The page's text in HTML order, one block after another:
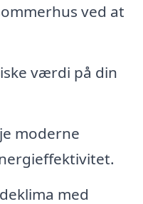
ved at
værdi på din
moderne
med